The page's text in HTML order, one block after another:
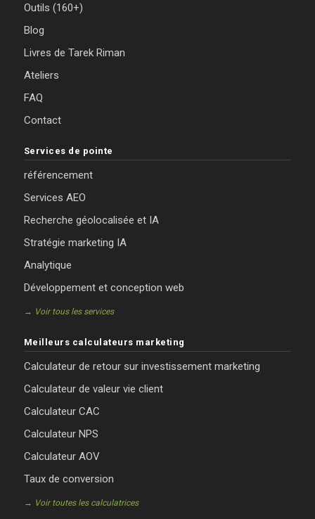
Outils (160+)
Blog
Livres de Tarek Riman
Ateliers
FAQ
Contact
Services de pointe
référencement
Services AEO
Recherche géolocalisée et IA
Stratégie marketing IA
Analytique
Développement et conception web
→ Voir tous les services
Meilleurs calculateurs marketing
Calculateur de retour sur investissement marketing
Calculateur de valeur vie client
Calculateur CAC
Calculateur NPS
Calculateur AOV
Taux de conversion
→ Voir toutes les calculatrices